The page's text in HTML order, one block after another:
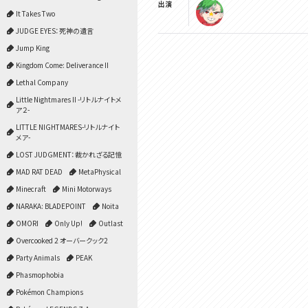
It Takes Two
JUDGE EYES：死神の遺言
Jump King
Kingdom Come: Deliverance II
Lethal Company
Little Nightmares II -リトルナイトメ
ア２-
LITTLE NIGHTMARES-リトルナイト
メア-
LOST JUDGMENT：裁かれざる記憶
MAD RAT DEAD
MetaPhysical
Minecraft
Mini Motorways
NARAKA: BLADEPOINT
Noita
OMORI
Only Up!
Outlast
Overcooked 2 オーバークック2
Party Animals
PEAK
Phasmophobia
Pokémon Champions
出演